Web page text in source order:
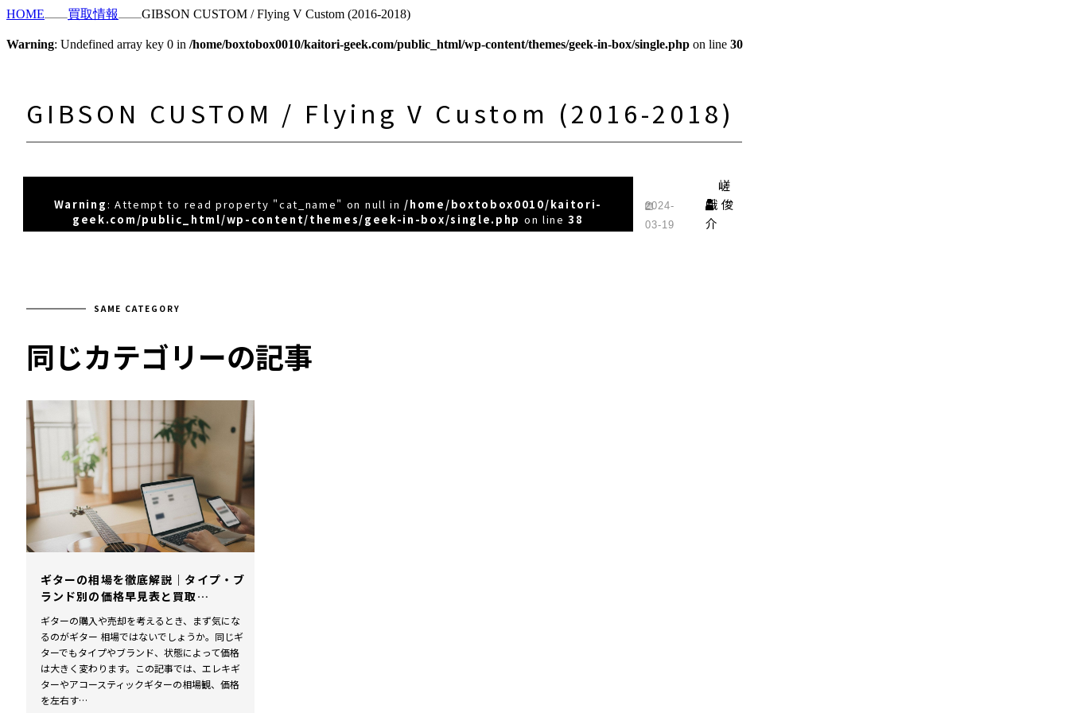
HOME 買取情報 GIBSON CUSTOM / Flying V Custom (2016-2018)
Warning: Undefined array key 0 in /home/boxtobox0010/kaitori-geek.com/public_html/wp-content/themes/geek-in-box/single.php on line 30
GIBSON CUSTOM / Flying V Custom (2016-2018)
Warning : Attempt to read property "cat_name" on null in/home/boxtobox0010/kaitori-
geek.com/public_html/wp-content/themes/geek-in-box/single.php on line38
2024-
03-19
嵯
峨 俊
介
SAME CATEGORY
同じカテゴリーの記事
ギターの相場を徹底解説｜タイプ・ブ
ランド別の価格早見表と買取…
ギターの購入や売却を考えるとき、まず気にな
るのがギター 相場ではないでしょうか。同じギ
ターでもタイプやブランド、状態によって価格
は大きく変わります。この記事では、エレキギ
ターやアコースティックギターの相場観、価格
を左右す…